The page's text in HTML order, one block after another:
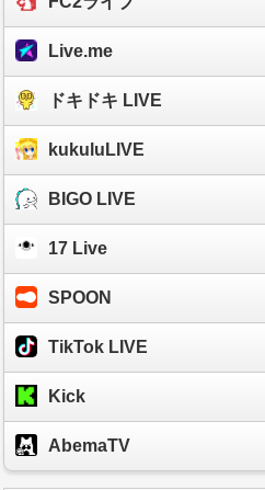
Live.me
ドキドキ LIVE
kukuluLIVE
BIGO LIVE
17 Live
SPOON
TikTok LIVE
Kick
AbemaTV